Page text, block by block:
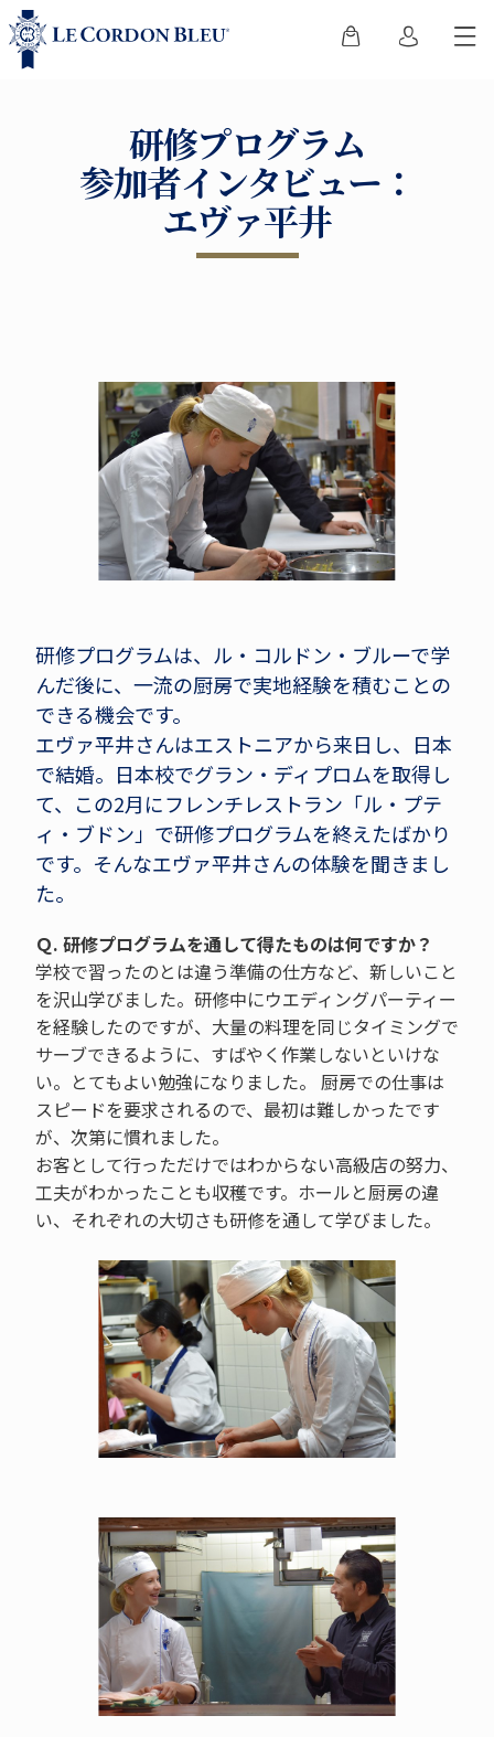
研修プログラム
参加者インタビュー：
エヴァ平井
研修プログラムは、ル・コルドン・ブルーで学
んだ後に、一流の厨房で実地経験を積むことの
できる機会です。
エヴァ平井さんはエストニアから来日し、日本
で結婚。日本校でグラン・ディプロムを取得し
て、この2月にフレンチレストラン「ル・プテ
ィ・ブドン」で研修プログラムを終えたばかり
です。そんなエヴァ平井さんの体験を聞きまし
た。
Ｑ. 研修プログラムを通して得たものは何ですか？
学校で習ったのとは違う準備の仕方など、新しいこと
を沢山学びました。研修中にウエディングパーティー
を経験したのですが、大量の料理を同じタイミングで
サーブできるように、すばやく作業しないといけな
い。とてもよい勉強になりました。 厨房での仕事は
スピードを要求されるので、最初は難しかったです
が、次第に慣れました。
お客として行っただけではわからない高級店の努力、
工夫がわかったことも収穫です。ホールと厨房の違
い、それぞれの大切さも研修を通して学びました。